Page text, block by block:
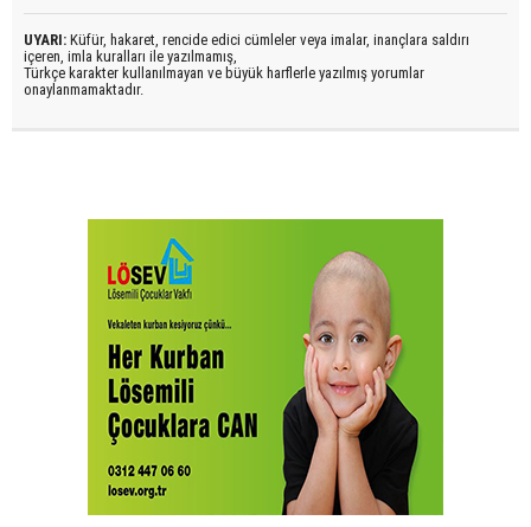
UYARI: Küfür, hakaret, rencide edici cümleler veya imalar, inançlara saldırı
içeren, imla kuralları ile yazılmamış,
Türkçe karakter kullanılmayan ve büyük harflerle yazılmış yorumlar
onaylanmamaktadır.